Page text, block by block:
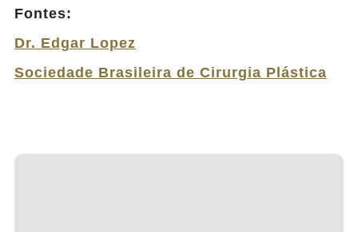
Fontes:
Dr. Edgar Lopez
Sociedade Brasileira de Cirurgia Plástica